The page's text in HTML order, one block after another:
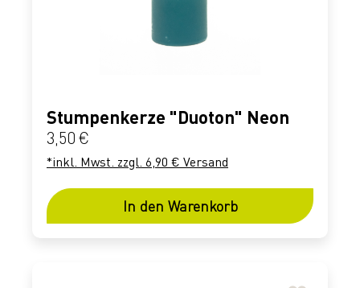
Stumpenkerze "Duoton" Neon
Regulärer Preis:
3,50 €
*inkl. Mwst. zzgl. 6,90 € Versand
In den Warenkorb